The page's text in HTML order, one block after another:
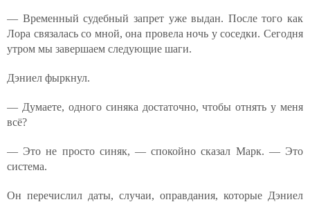
— Временный судебный запрет уже выдан. После того как
Лора связалась со мной, она провела ночь у соседки. Сегодня
утром мы завершаем следующие шаги.
Дэниел фыркнул.
— Думаете, одного синяка достаточно, чтобы отнять у меня
всё?
— Это не просто синяк, — спокойно сказал Марк. — Это
система.
Он перечислил даты, случаи, оправдания, которые Дэниел